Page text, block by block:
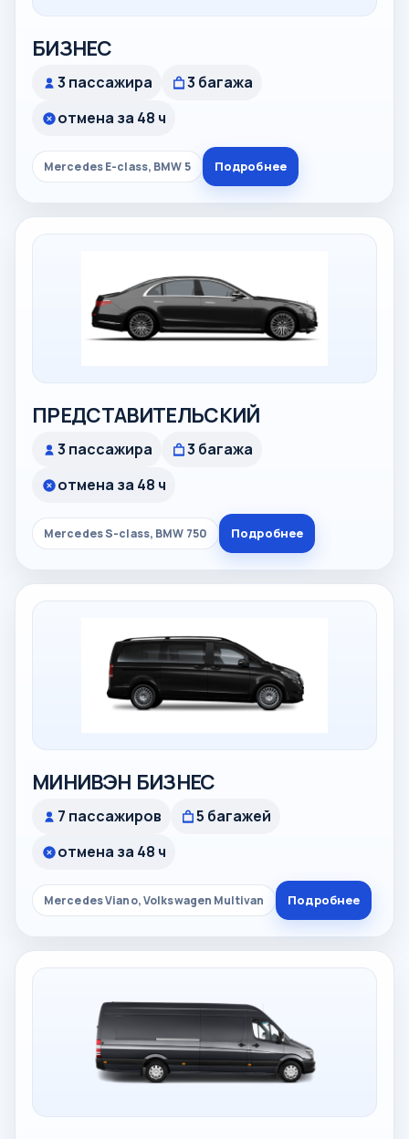
БИЗНЕС
3 пассажира
3 багажа
отмена за 48 ч
Mercedes E-class, BMW 5 Подробнее
ПРЕДСТАВИТЕЛЬСКИЙ
3 пассажира
3 багажа
отмена за 48 ч
Mercedes S-class, BMW 750 Подробнее
МИНИВЭН БИЗНЕС
7 пассажиров
5 багажей
отмена за 48 ч
Mercedes Viano, Volkswagen Multivan Подробнее